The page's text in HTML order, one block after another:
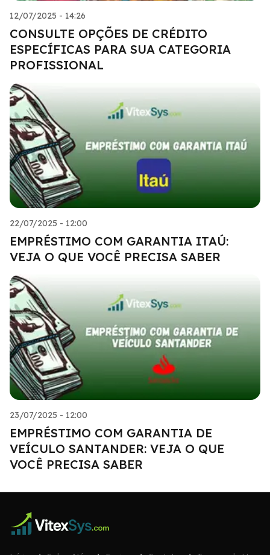
12/07/2025 - 14:26
CONSULTE OPÇÕES DE CRÉDITO
ESPECÍFICAS PARA SUA CATEGORIA
PROFISSIONAL
22/07/2025 - 12:00
EMPRÉSTIMO COM GARANTIA ITAÚ:
VEJA O QUE VOCÊ PRECISA SABER
23/07/2025 - 12:00
EMPRÉSTIMO COM GARANTIA DE
VEÍCULO SANTANDER: VEJA O QUE
VOCÊ PRECISA SABER